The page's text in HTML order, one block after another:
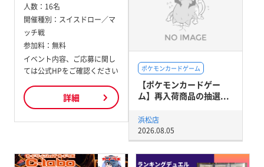
人数： 16名
開催種別： スイスドロー／マ
ッチ戦
参加料： 無料
イベント内容、ご応募に関し
ては公式HPをご確認ください
詳細
ポケモンカードゲーム
【ポケモンカードゲー
ム】再入荷商品の抽選...
浜松店
2026.08.05